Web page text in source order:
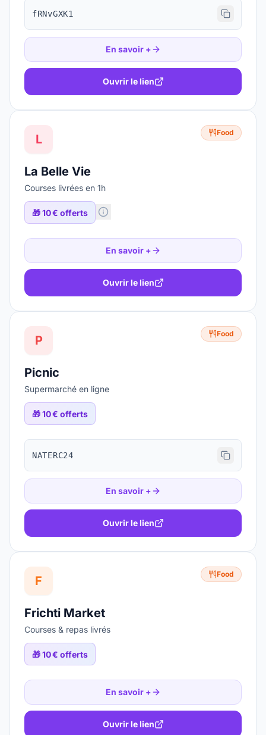
fRNvGXK1
En savoir +
Ouvrir le lien
L Food
La Belle Vie
Courses livrées en 1h
🎁10 € offerts
En savoir +
Ouvrir le lien
P Food
Picnic
Supermarché en ligne
🎁10 € offerts
NATERC24
En savoir +
Ouvrir le lien
F Food
Frichti Market
Courses & repas livrés
🎁10 € offerts
En savoir +
Ouvrir le lien